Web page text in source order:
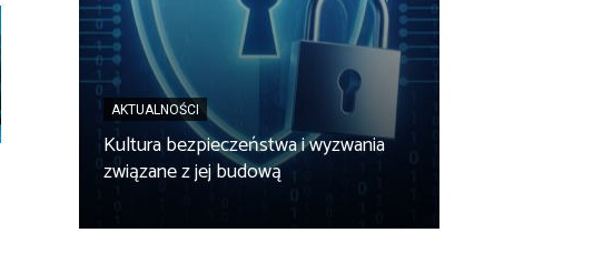
AKTUALNOŚCI
Kultura bezpieczeństwa i wyzwania
związane z jej budową